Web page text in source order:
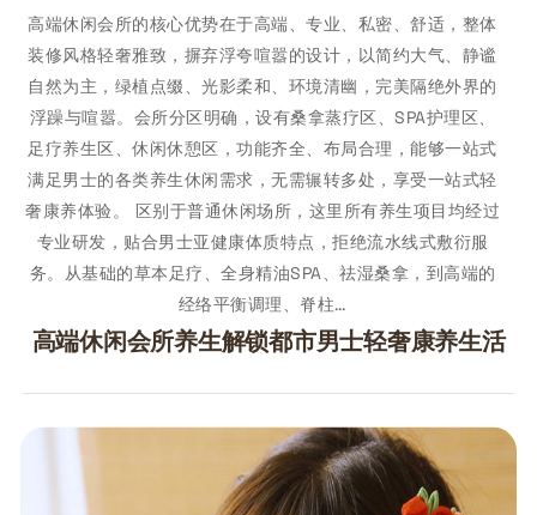
高端休闲会所的核心优势在于高端、专业、私密、舒适，整体
装修风格轻奢雅致，摒弃浮夸喧嚣的设计，以简约大气、静谧
自然为主，绿植点缀、光影柔和、环境清幽，完美隔绝外界的
浮躁与喧嚣。会所分区明确，设有桑拿蒸疗区、SPA护理区、
足疗养生区、休闲休憩区，功能齐全、布局合理，能够一站式
满足男士的各类养生休闲需求，无需辗转多处，享受一站式轻
奢康养体验。 区别于普通休闲场所，这里所有养生项目均经过
专业研发，贴合男士亚健康体质特点，拒绝流水线式敷衍服
务。从基础的草本足疗、全身精油SPA、祛湿桑拿，到高端的
经络平衡调理、脊柱…
高端休闲会所养生解锁都市男士轻奢康养生活